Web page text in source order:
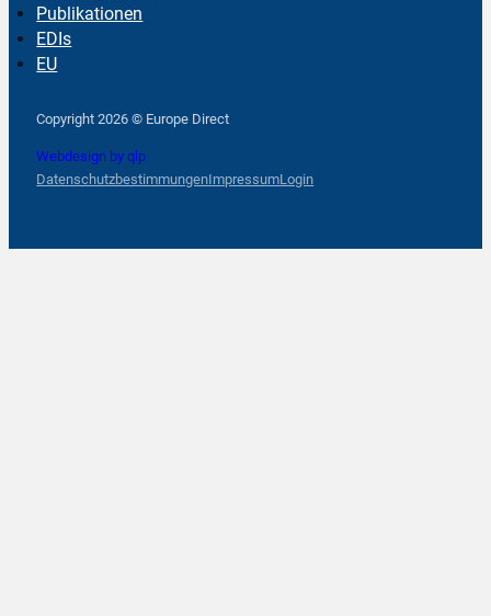
Publikationen
EDIs
EU
Copyright 2026 © Europe Direct
Webdesign by qlp
DatenschutzbestimmungenImpressumLogin